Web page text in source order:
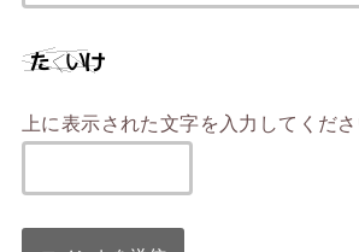
上に表示された文字を入力してくださ